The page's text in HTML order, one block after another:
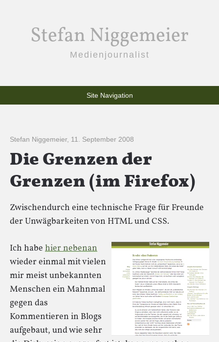
Stefan Niggemeier
Medienjournalist
Site Navigation
Stefan Niggemeier, 11. September 2008
Die Grenzen der
Grenzen (im Firefox)
Zwischendurch eine technische Frage für Freunde
der Unwägbarkeiten von HTML und CSS.
Ich habe hier nebenan
wieder einmal mit vielen
mir meist unbekannten
Menschen ein Mahnmal
gegen das
Kommentieren in Blogs
aufgebaut, und wie sehr